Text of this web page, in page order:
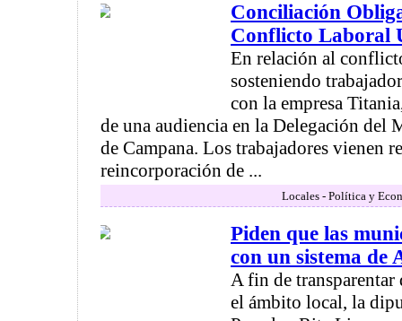
Conciliación
Conflicto Laboral
En relación al
sosteniendo
con la empresa
de una audiencia en la Delegación del
de Campana. Los trabajadores vienen
reincorporación de ...
Locales - Política y
Piden que las
con un sistema de
A fin de transparentar
el ámbito local, la